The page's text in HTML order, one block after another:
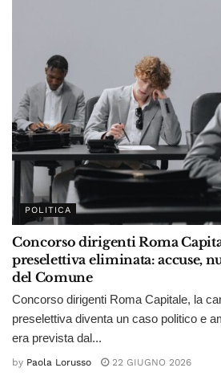
POLITICA
Concorso dirigenti Roma
preselettiva eliminata: accuse,
del Comune
Concorso dirigenti Roma Capitale, la
preselettiva diventa un caso politico e
era prevista dal...
by Paola Lorusso 22 GIUGNO 2026